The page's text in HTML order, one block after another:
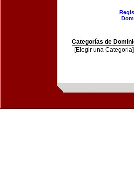
Categorías de